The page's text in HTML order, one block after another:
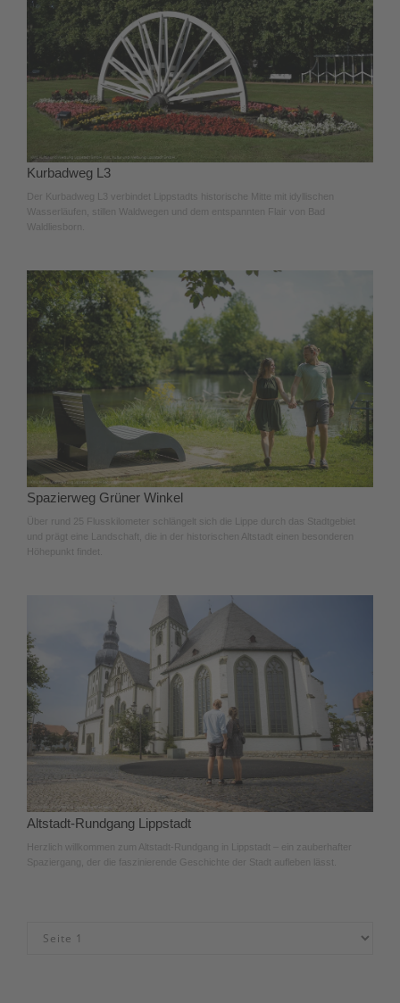
Kurbadweg L3
Der Kurbadweg L3 verbindet Lippstadts historische Mitte mit idyllischen
Wasserläufen, stillen Waldwegen und dem entspannten Flair von Bad
Waldliesborn.
Spazierweg Grüner Winkel
Über rund 25 Flusskilometer schlängelt sich die Lippe durch das Stadtgebiet
und prägt eine Landschaft, die in der historischen Altstadt einen besonderen
Höhepunkt findet.
Altstadt-Rundgang Lippstadt
Herzlich willkommen zum Altstadt-Rundgang in Lippstadt – ein zauberhafter
Spaziergang, der die faszinierende Geschichte der Stadt aufleben lässt.